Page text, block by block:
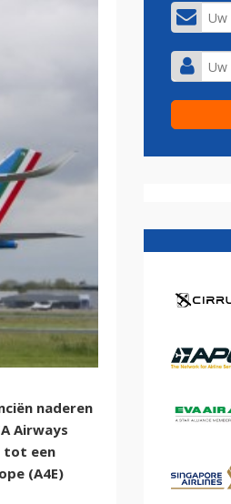
naderen
Airways
tot een
(A4E)